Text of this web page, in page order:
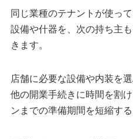
同じ業種のテナントが使っ
設備や什器を、次の持ち主
きます。
店舗に必要な設備や内装を
他の開業手続きに時間を割
ンまでの準備期間を短縮す